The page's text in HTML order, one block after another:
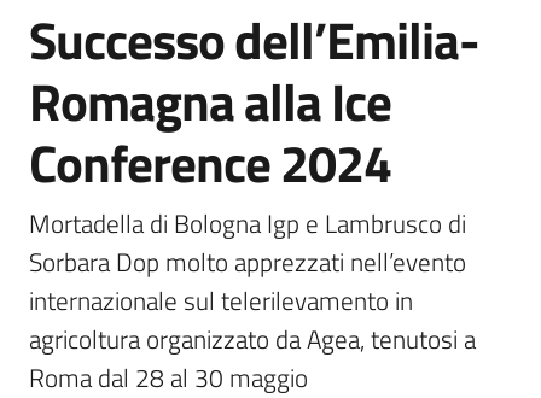
Igp,
Stg
Vini
Docg,
e
Igt
Altri
regimi
di
Salta al contenuto
Successo dell’Emilia-
Romagna alla Ice
Conference 2024
Mortadella di Bologna Igp e Lambrusco di
Sorbara Dop molto apprezzati nell’evento
internazionale sul telerilevamento in
agricoltura organizzato da Agea, tenutosi a
Roma dal 28 al 30 maggio